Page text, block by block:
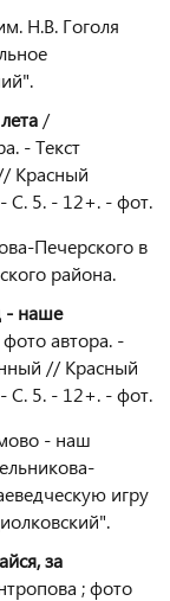
Н.В. Гоголя
/
- Текст
Красный
С. 5. - 12+. - фот.
Печерского в
района.
- наше
автора. -
// Красный
С. 5. - 12+. - фот.
- наш
игру
за
; фото